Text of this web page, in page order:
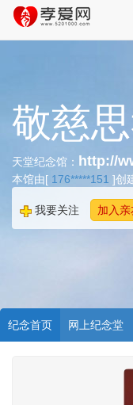
敬慈
天堂纪念馆： http://
本馆由[ 176*****151 ]创
我要关注 加入
纪念首页 网上纪念堂